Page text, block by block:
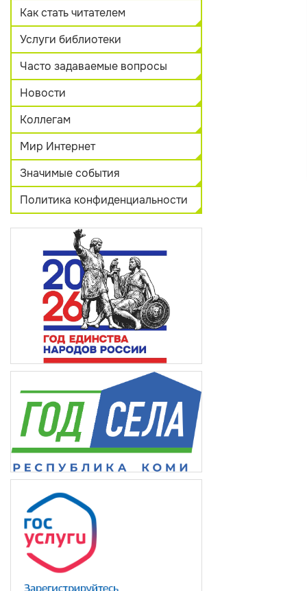
Как стать читателем
Услуги библиотеки
Часто задаваемые вопросы
Новости
Коллегам
Мир Интернет
Значимые события
Политика конфиденциальности